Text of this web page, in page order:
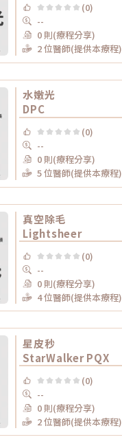
(0)
--
0 則(療程分享)
2 位醫師(提供本療程)
水嫩光
DPC
(0)
--
0 則(療程分享)
5 位醫師(提供本療程)
真空除毛
Lightsheer
(0)
--
0 則(療程分享)
4 位醫師(提供本療程)
星皮秒
StarWalker PQX
(0)
--
0 則(療程分享)
2 位醫師(提供本療程)